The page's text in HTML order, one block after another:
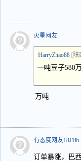
火星网友
HarryZhao88 [陕
一吨豆子580
万吨
有态度网友18J1ib
订单暴涨，巴